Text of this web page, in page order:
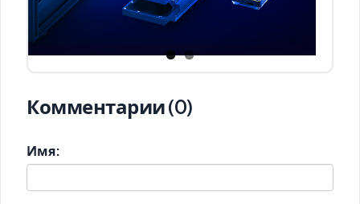
Комментарии (0)
Имя: